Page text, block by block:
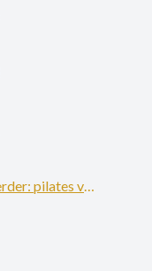
Pilates studio's gaan verder: pilates voor patiënten met ernstige psychiatrische aandoeningen